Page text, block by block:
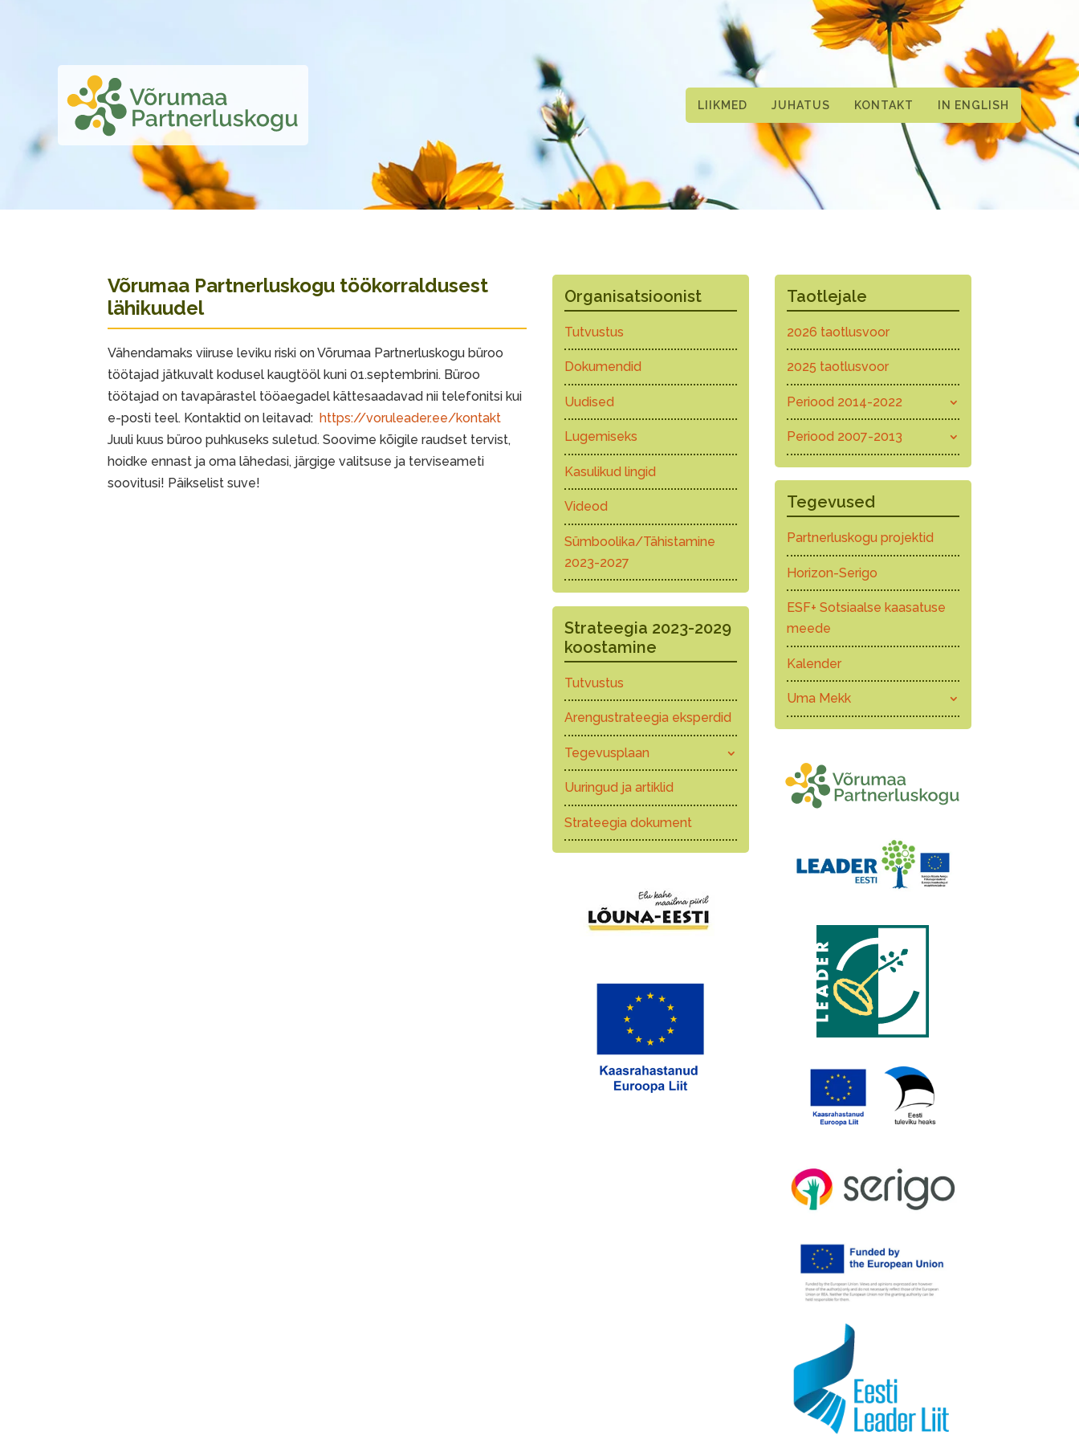
LIIKMED JUHATUS KONTAKT IN ENGLISH
Võrumaa Partnerluskogu töökorraldusest
lähikuudel
Vähendamaks viiruse leviku riski on Võrumaa Partnerluskogu büroo
töötajad jätkuvalt kodusel kaugtööl kuni 01.septembrini. Büroo
töötajad on tavapärastel tööaegadel kättesaadavad nii telefonitsi kui
e-posti teel. Kontaktid on leitavad:https://voruleader.ee/kontakt
Juuli kuus büroo puhkuseks suletud. Soovime kõigile raudset tervist,
hoidke ennast ja oma lähedasi, järgige valitsuse ja terviseameti
soovitusi! Päikselist suve!
Organisatsioonist
Tutvustus
Dokumendid
Uudised
Lugemiseks
Kasulikud lingid
Videod
Sümboolika/Tähistamine
2023-2027
Strateegia 2023-2029
koostamine
Tutvustus
Arengustrateegia eksperdid
Tegevusplaan
Uuringud ja artiklid
Strateegia dokument
Taotlejale
2026 taotlusvoor
2025 taotlusvoor
Periood 2014-2022
Periood 2007-2013
Tegevused
Partnerluskogu projektid
Horizon-Serigo
ESF+ Sotsiaalse kaasatuse
meede
Kalender
Uma Mekk